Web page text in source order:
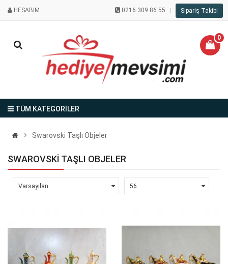
HESABIM 0216 309 86 55 Sipariş Takibi
0
TÜM KATEGORİLER
Swarovski Taşlı Objeler
SWAROVSKI TAŞLI OBJELER